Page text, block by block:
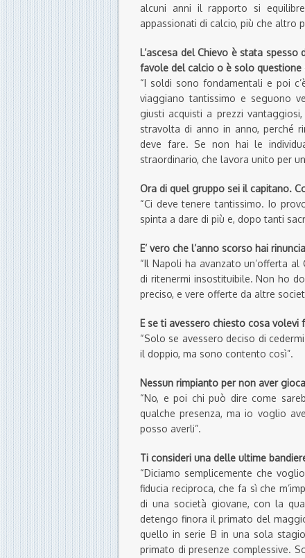
alcuni anni il rapporto si
appassionati di calcio, più che altro
L’ascesa del Chievo è stata
favole del calcio o è solo questione
“I soldi sono fondamentali e poi
viaggiano tantissimo e seguono
giusti acquisti a prezzi
stravolta di anno in anno, perché
deve fare. Se non hai le
straordinario, che lavora unito per
Ora di quelgruppo sei il capitano.
“Ci deve tenere tantissimo. Io
spinta a dare di più e, dopo tanti
E’ vero che l’anno scorso hai
“Il Napoli ha avanzato un’offerta al
di ritenermi insostituibile. Non ho
preciso, e vere offerte da altre
E se ti avessero chiesto cosa volevi
“Solo se avessero deciso di
il doppio, ma sono contento così”.
Nessun rimpianto per non aver
“No, e poi chi può dire come
qualche presenza, ma io voglio
posso averli”.
Ti consideri una delle ultime
“Diciamo semplicemente che
fiducia reciproca, che fa sì che
di una società giovane, con la
detengo finora il primato del
quello in serie B in una sola
primato di presenze complessive.